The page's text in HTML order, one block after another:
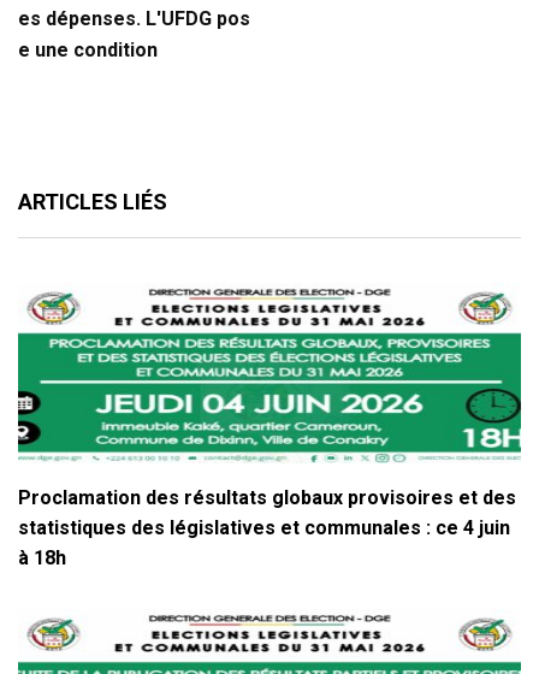
es dépenses. L'UFDG pos
e une condition
ARTICLES LIÉS
Proclamation des résultats globaux provisoires et des
statistiques des législatives et communales : ce 4 juin
à 18h